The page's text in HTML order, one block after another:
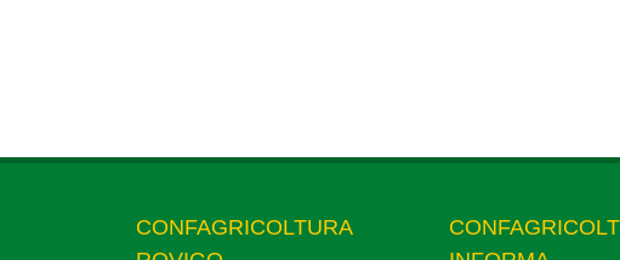
CONFAGRICOLTURA